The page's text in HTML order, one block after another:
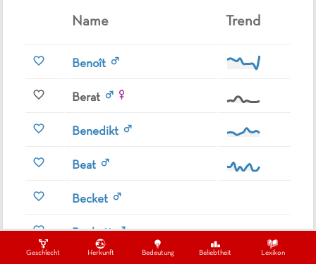
Geschlecht Herkunft Bedeutung Beliebtheit Lexikon
Name Trend
Benoît
Berat
Benedikt
Beat
Becket
Beckett